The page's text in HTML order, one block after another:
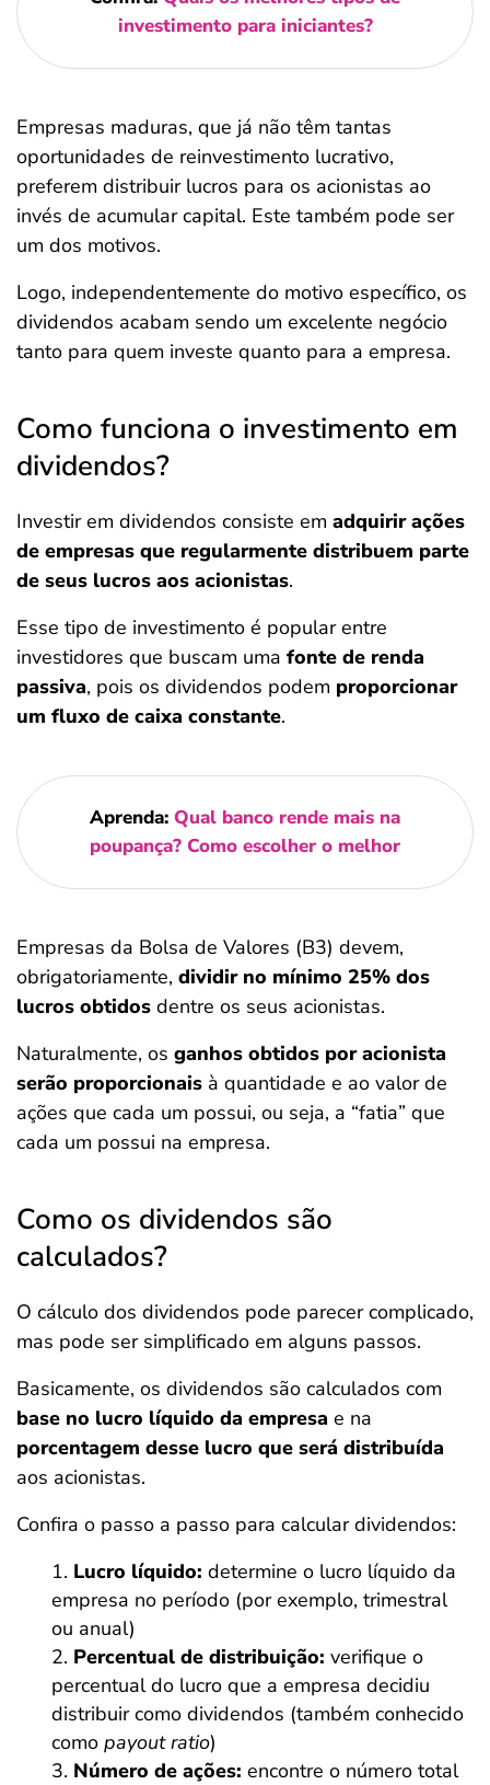
investimento para iniciantes?
Empresas maduras, que já não têm tantas
oportunidades de reinvestimento lucrativo,
preferem distribuir lucros para os acionistas ao
invés de acumular capital. Este também pode ser
um dos motivos.
Logo, independentemente do motivo específico, os
dividendos acabam sendo um excelente negócio
tanto para quem investe quanto para a empresa.
Como funciona o investimento em
dividendos?
Investir em dividendos consiste em adquirir ações
de empresas que regularmente distribuem parte
de seus lucros aos acionistas.
Esse tipo de investimento é popular entre
investidores que buscam uma fonte de renda
passiva, pois os dividendos podem proporcionar
um fluxo de caixa constante.
Aprenda: Qual banco rende mais na
poupança? Como escolher o melhor
Empresas da Bolsa de Valores (B3) devem,
obrigatoriamente, dividir no mínimo 25% dos
lucros obtidos dentre os seus acionistas.
Naturalmente, os ganhos obtidos por acionista
serão proporcionais à quantidade e ao valor de
ações que cada um possui, ou seja, a “fatia” que
cada um possui na empresa.
Como os dividendos são
calculados?
O cálculo dos dividendos pode parecer complicado,
mas pode ser simplificado em alguns passos.
Basicamente, os dividendos são calculados com
base no lucro líquido da empresa e na
porcentagem desse lucro que será distribuída
aos acionistas.
Confira o passo a passo para calcular dividendos:
Lucro líquido: determine o lucro líquido da
empresa no período (por exemplo, trimestral
ou anual)
Percentual de distribuição: verifique o
percentual do lucro que a empresa decidiu
distribuir como dividendos (também conhecido
como payout ratio)
Número de ações: encontre o número total